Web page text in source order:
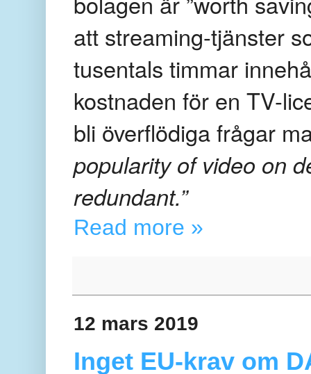
att streaming-tjänster
tusentals timmar
kostnaden för en TV-
bli överflödiga frågar
popularity of video on
redundant.”
Read more »
12 mars 2019
Inget EU-krav om